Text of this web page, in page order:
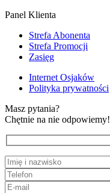
Panel Klienta
Strefa Abonenta
Strefa Promocji
Zasięg
Internet Osjaków
Polityka prywatności
Masz pytania?
Chętnie na nie odpowiemy!